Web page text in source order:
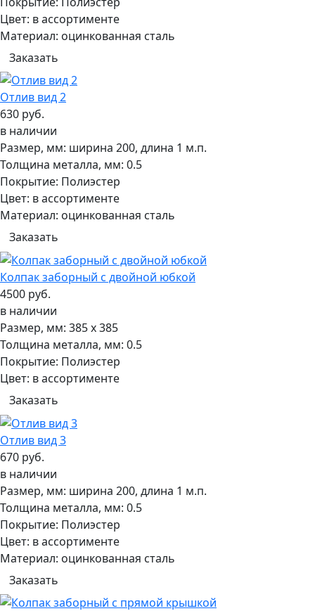
Цвет: в ассортименте
Материал: оцинкованная сталь
Заказать
Отлив вид 2
630 руб.
в наличии
Размер, мм: ширина 200, длина 1 м.п.
Толщина металла, мм: 0.5
Покрытие: Полиэстер
Цвет: в ассортименте
Материал: оцинкованная сталь
Заказать
Колпак заборный с двойной юбкой
4500 руб.
в наличии
Размер, мм: 385 х 385
Толщина металла, мм: 0.5
Покрытие: Полиэстер
Цвет: в ассортименте
Заказать
Отлив вид 3
670 руб.
в наличии
Размер, мм: ширина 200, длина 1 м.п.
Толщина металла, мм: 0.5
Покрытие: Полиэстер
Цвет: в ассортименте
Материал: оцинкованная сталь
Заказать